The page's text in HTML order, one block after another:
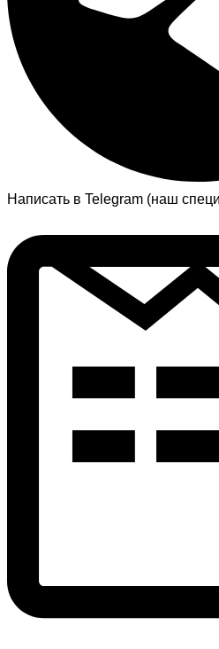
Написать в Telegram (наш